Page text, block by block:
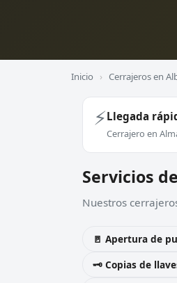
Inicio › Cerrajeros en
⚡Llegada
Cerrajero en
Servicios
Nuestros
🚪 Apertura de
🗝️ Copias de